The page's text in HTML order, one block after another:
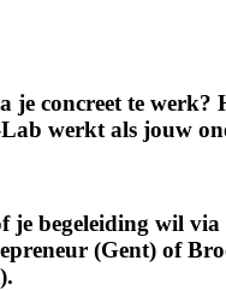
je concreet te werk?
werkt als jouw
je begeleiding wil via
(Gent) of